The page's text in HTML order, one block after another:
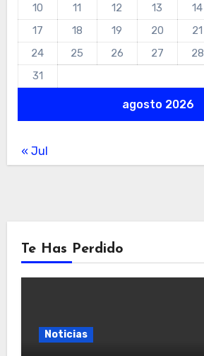
agosto 2026
10
11 12 13 14
17
18 19 20 21
24
25 26 27 28
31
« Jul
Te Has Perdido
Noticias